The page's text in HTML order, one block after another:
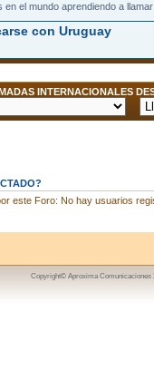
en el mundo aprendiendo a
con Uruguay
INTERNACIONALES
este Foro: No hay usuarios
Copyright© Aproxima Comunicaciones